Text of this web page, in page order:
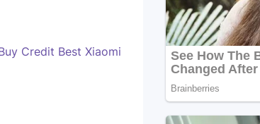
Credit Best Xiaomi